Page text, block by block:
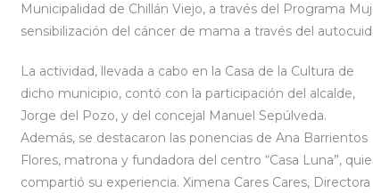
Municipalidad de Chillán Viejo, a través del Programa
sensibilización del cáncer de mama a través del
La actividad, llevada a cabo en la Casa de la Cultura de
dicho municipio, contó con la participación del alcalde,
Jorge del Pozo, y del concejal Manuel Sepúlveda.
Además, se destacaron las ponencias de Ana Barrientos
Flores, matrona y fundadora del centro “Casa Luna”,
compartió su experiencia. Ximena Cares Cares, Directora